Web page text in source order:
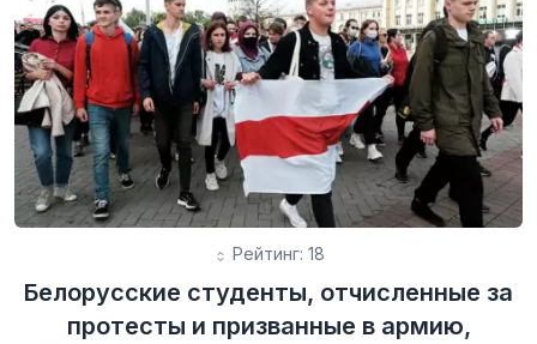
Рейтинг: 18
Белорусские студенты, отчисленные за
протесты и призванные в армию,